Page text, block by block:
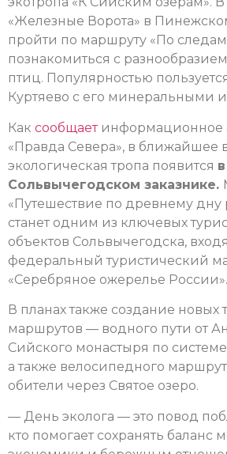
«Железные Ворота» в
пройти по маршруту «По
познакомиться с
птиц. Популярностью
Куртяево с его минеральными
Как сообщаетинформационное
«Правда Севера», в ближайшее
экологическая тропа появится в
Сольвычегодском заказнике.
«Путешествие по древнему
станет одним из ключевых
объектов Сольвычегодска,
федеральный туристический
«Серебряное ожерелье России».
В планах также создание новых
маршрутов — водного пути от
Сийского монастыря по
а также велосипедного
обители через Святое озеро.
— День эколога — это повод
кто помогает сохранять баланс